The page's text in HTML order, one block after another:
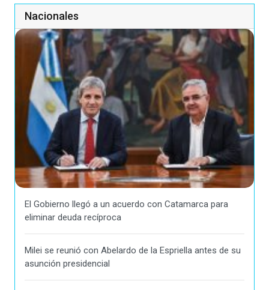
Nacionales
El Gobierno llegó a un acuerdo con Catamarca para
eliminar deuda recíproca
Milei se reunió con Abelardo de la Espriella antes de su
asunción presidencial